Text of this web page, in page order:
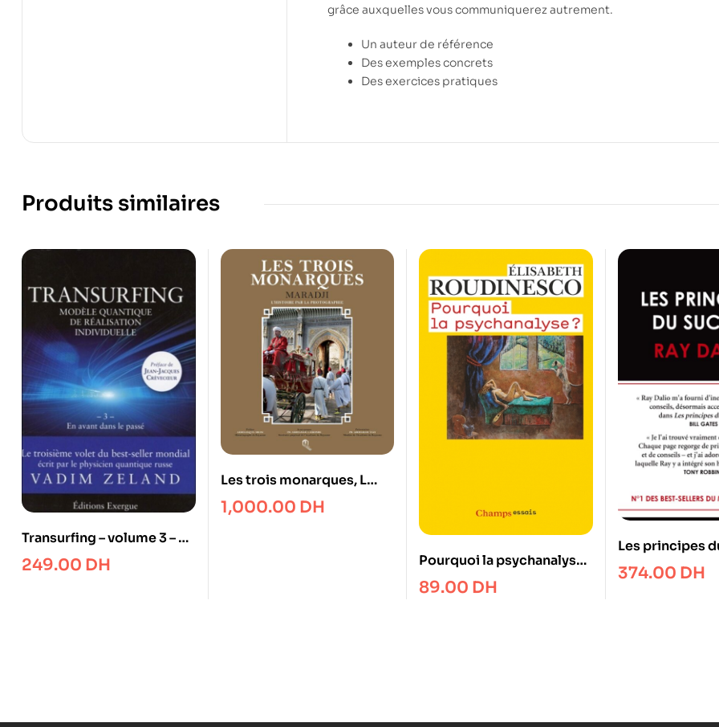
grâce auxquelles vous communiquerez autrement.
Un auteur de référence
Des exemples concrets
Des exercices pratiques
Produits similaires
Transurfing – volume 3 – en
avant dans le passé
249.00 DH
Les trois monarques, L
histoire par la
photographie
1,000.00 DH
Pourquoi la psychanalyse
?
89.00 DH
Les principes
374.00 DH